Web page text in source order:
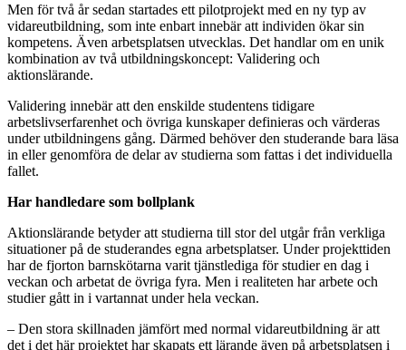
Men för två år sedan startades ett pilotprojekt med en ny typ av
vidareutbildning, som inte enbart innebär att individen ökar sin
kompetens. Även arbetsplatsen utvecklas. Det handlar om en unik
kombination av två utbildningskoncept: Validering och
aktionslärande.
Validering innebär att den enskilde studentens tidigare
arbetslivserfarenhet och övriga kunskaper definieras och värderas
under utbildningens gång. Därmed behöver den studerande bara läsa
in eller genomföra de delar av studierna som fattas i det individuella
fallet.
Har handledare som bollplank
Aktionslärande betyder att studierna till stor del utgår från verkliga
situationer på de studerandes egna arbetsplatser. Under projekttiden
har de fjorton barnskötarna varit tjänstlediga för studier en dag i
veckan och arbetat de övriga fyra. Men i realiteten har arbete och
studier gått in i vartannat under hela veckan.
– Den stora skillnaden jämfört med normal vidareutbildning är att
det i det här projektet har skapats ett lärande även på arbetsplatsen i